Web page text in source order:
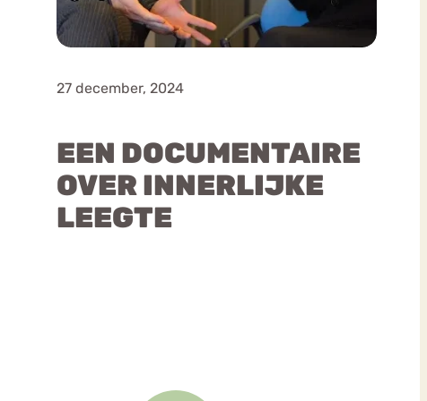
27 december, 2024
EEN DOCUMENTAIRE
OVER INNERLIJKE
LEEGTE